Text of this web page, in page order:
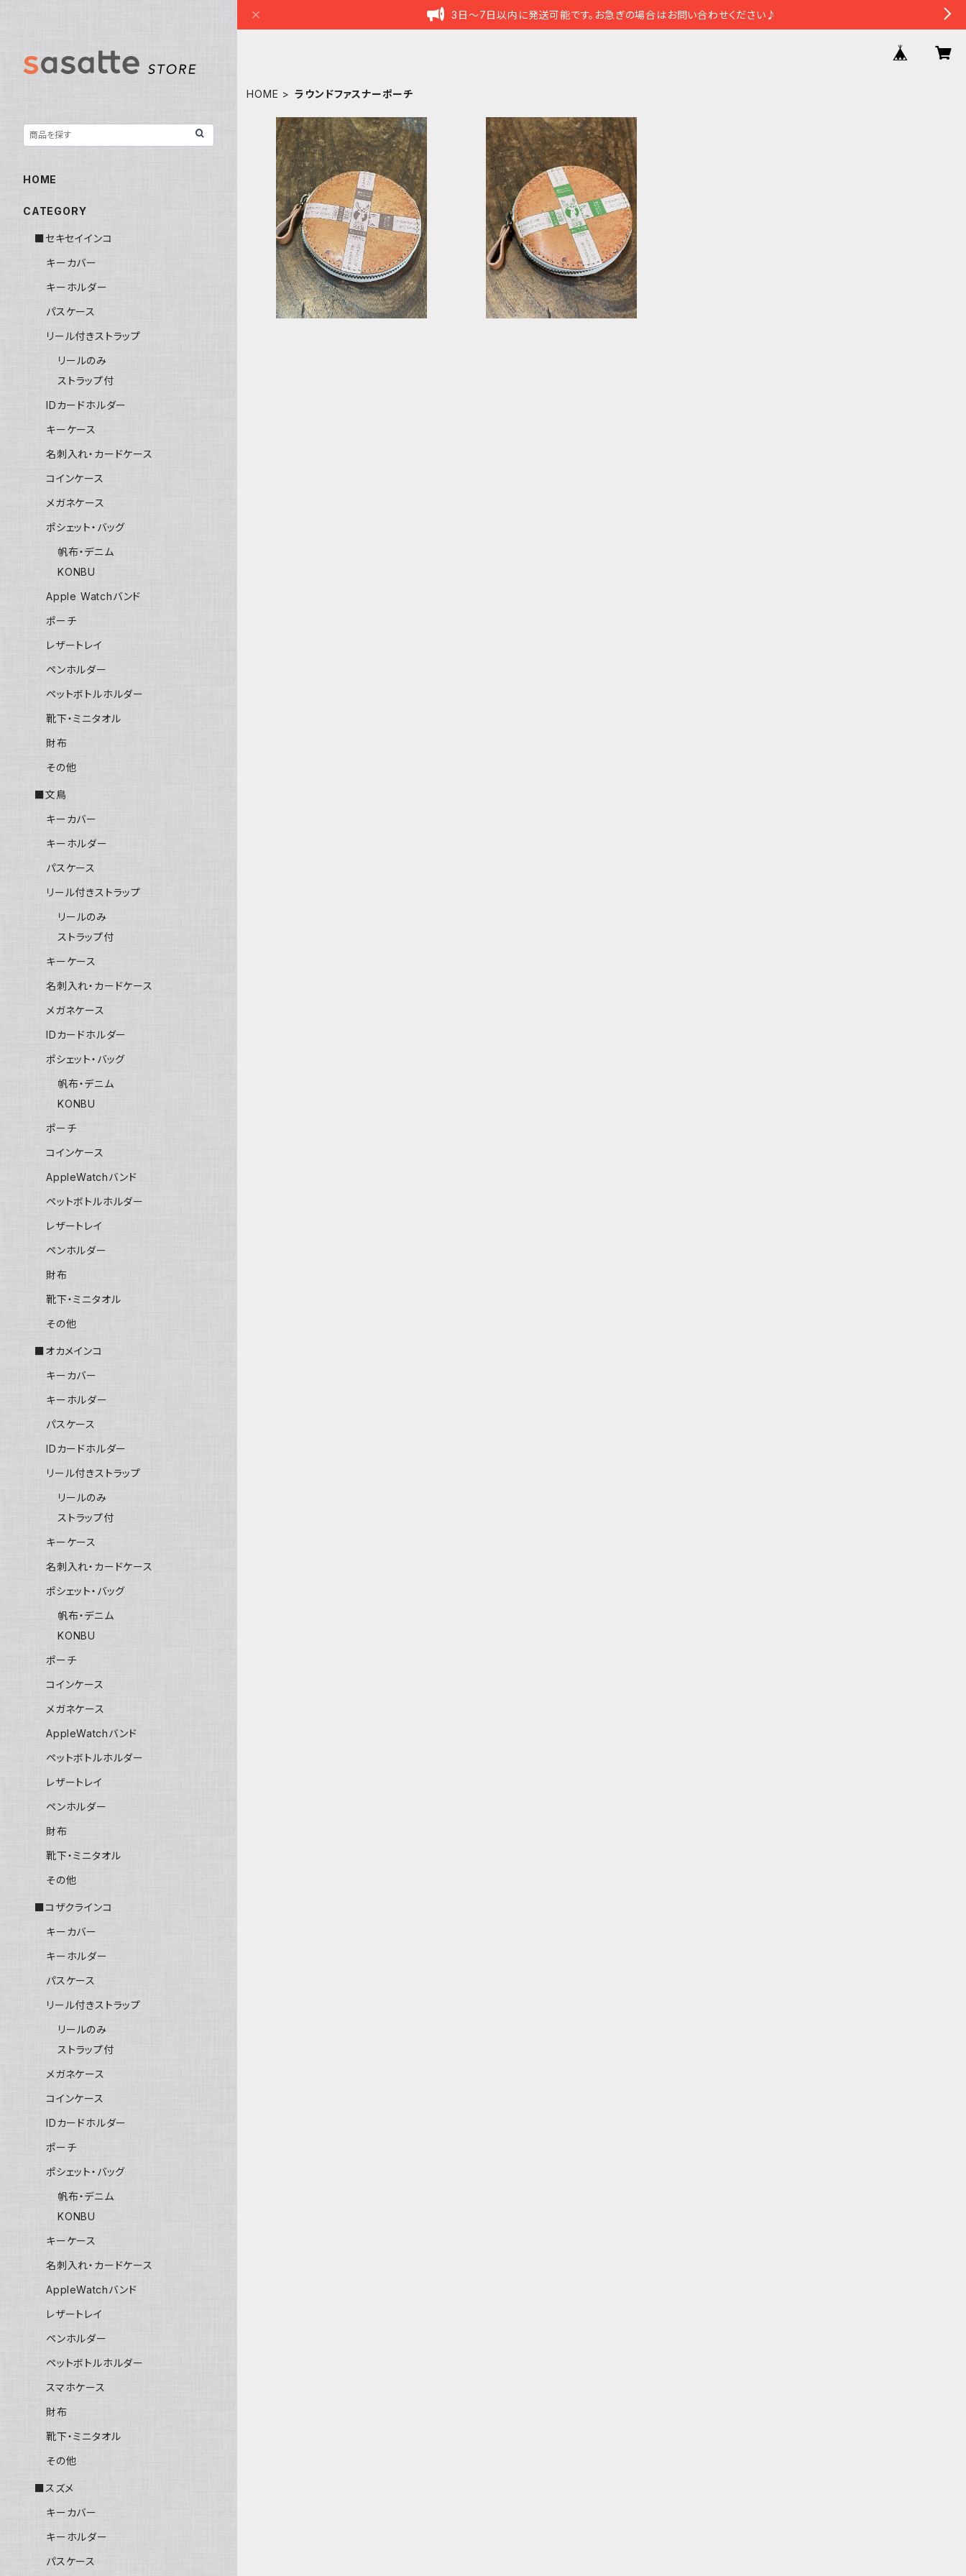
3日～7日以内に発送可能です。お急ぎの場合はお問い合わせください♪
HOME ラウンドファスナーポーチ
ラウンドファスナーポーチ ストラップ
付 鹿せんべい 茶帯 シカ しか
鹿
¥13,200
ラウンドファスナーポーチ ストラップ
付 鹿せんべい 緑帯 シカ しか
鹿
¥13,200
HOME
CATEGORY
■セキセイインコ
キーカバー
キーホルダー
パスケース
リール付きストラップ
リールのみ
ストラップ付
IDカードホルダー
キーケース
名刺入れ・カードケース
コインケース
メガネケース
ポシェット・バッグ
帆布・デニム
KONBU
Apple Watchバンド
ポーチ
レザートレイ
ペンホルダー
ペットボトルホルダー
靴下・ミニタオル
財布
その他
■文鳥
キーカバー
キーホルダー
パスケース
リール付きストラップ
リールのみ
ストラップ付
キーケース
名刺入れ・カードケース
メガネケース
IDカードホルダー
ポシェット・バッグ
帆布・デニム
KONBU
ポーチ
コインケース
AppleWatchバンド
ペットボトルホルダー
レザートレイ
ペンホルダー
財布
靴下・ミニタオル
その他
■オカメインコ
キーカバー
キーホルダー
パスケース
IDカードホルダー
リール付きストラップ
リールのみ
ストラップ付
キーケース
名刺入れ・カードケース
ポシェット・バッグ
帆布・デニム
KONBU
ポーチ
コインケース
メガネケース
AppleWatchバンド
ペットボトルホルダー
レザートレイ
ペンホルダー
財布
靴下・ミニタオル
その他
■コザクラインコ
キーカバー
キーホルダー
パスケース
リール付きストラップ
リールのみ
ストラップ付
メガネケース
コインケース
IDカードホルダー
ポーチ
ポシェット・バッグ
帆布・デニム
KONBU
キーケース
名刺入れ・カードケース
AppleWatchバンド
レザートレイ
ペンホルダー
ペットボトルホルダー
スマホケース
財布
靴下・ミニタオル
その他
■スズメ
キーカバー
キーホルダー
パスケース